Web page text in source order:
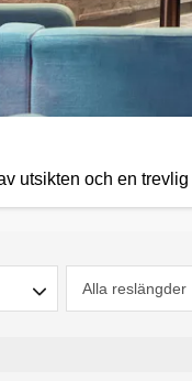
utsikten och en